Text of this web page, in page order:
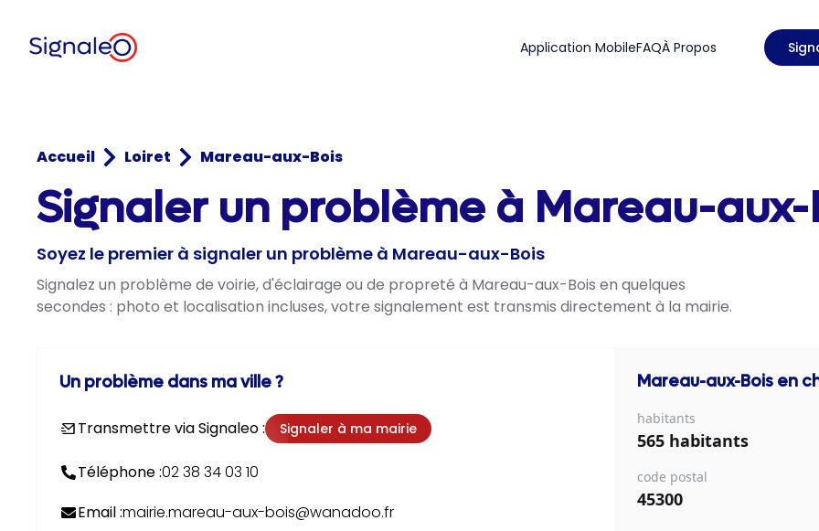
Application MobileFAQÀ Propos
Accueil Loiret Mareau-aux-Bois
Signaler un problème à Mareau-aux-
Soyez le premier à signaler un problème à Mareau-aux-Bois
Signalez un problème de voirie, d'éclairage ou de propreté à Mareau-aux-Bois en quelques
secondes : photo et localisation incluses, votre signalement est transmis directement à la mairie.
Un problème dans ma ville ?
Transmettre via Signaleo : Signaler à ma mairie
Téléphone :02 38 34 03 10
Email :mairie.mareau-aux-bois@wanadoo.fr
Mareau-aux-Bois en
habitants
565 habitants
code postal
45300